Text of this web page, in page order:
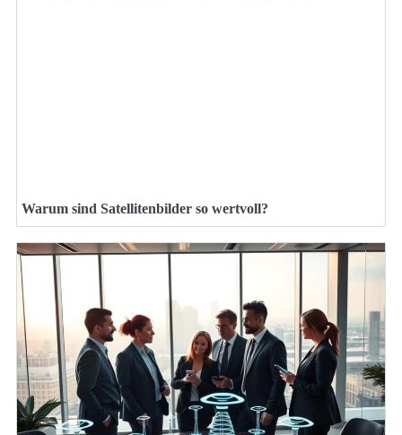
Warum sind Satellitenbilder so wertvoll?